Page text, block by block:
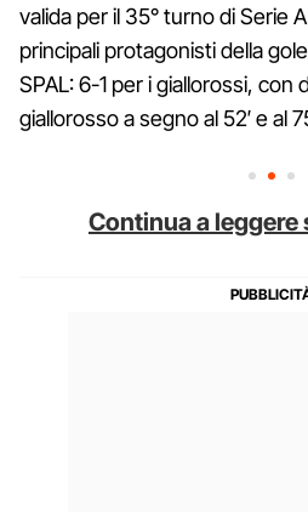
valida per il 35° turno di Serie
principali protagonisti della
SPAL: 6-1 per i giallorossi,
giallorosso a segno al 52′ e al
Continua a leggere